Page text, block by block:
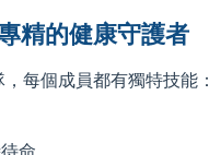
精的健康守護者
每個成員都有獨特技能：